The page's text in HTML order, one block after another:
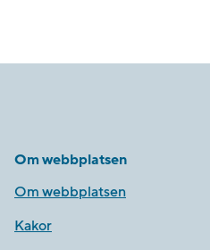
Om webbplatsen
Om webbplatsen
Kakor